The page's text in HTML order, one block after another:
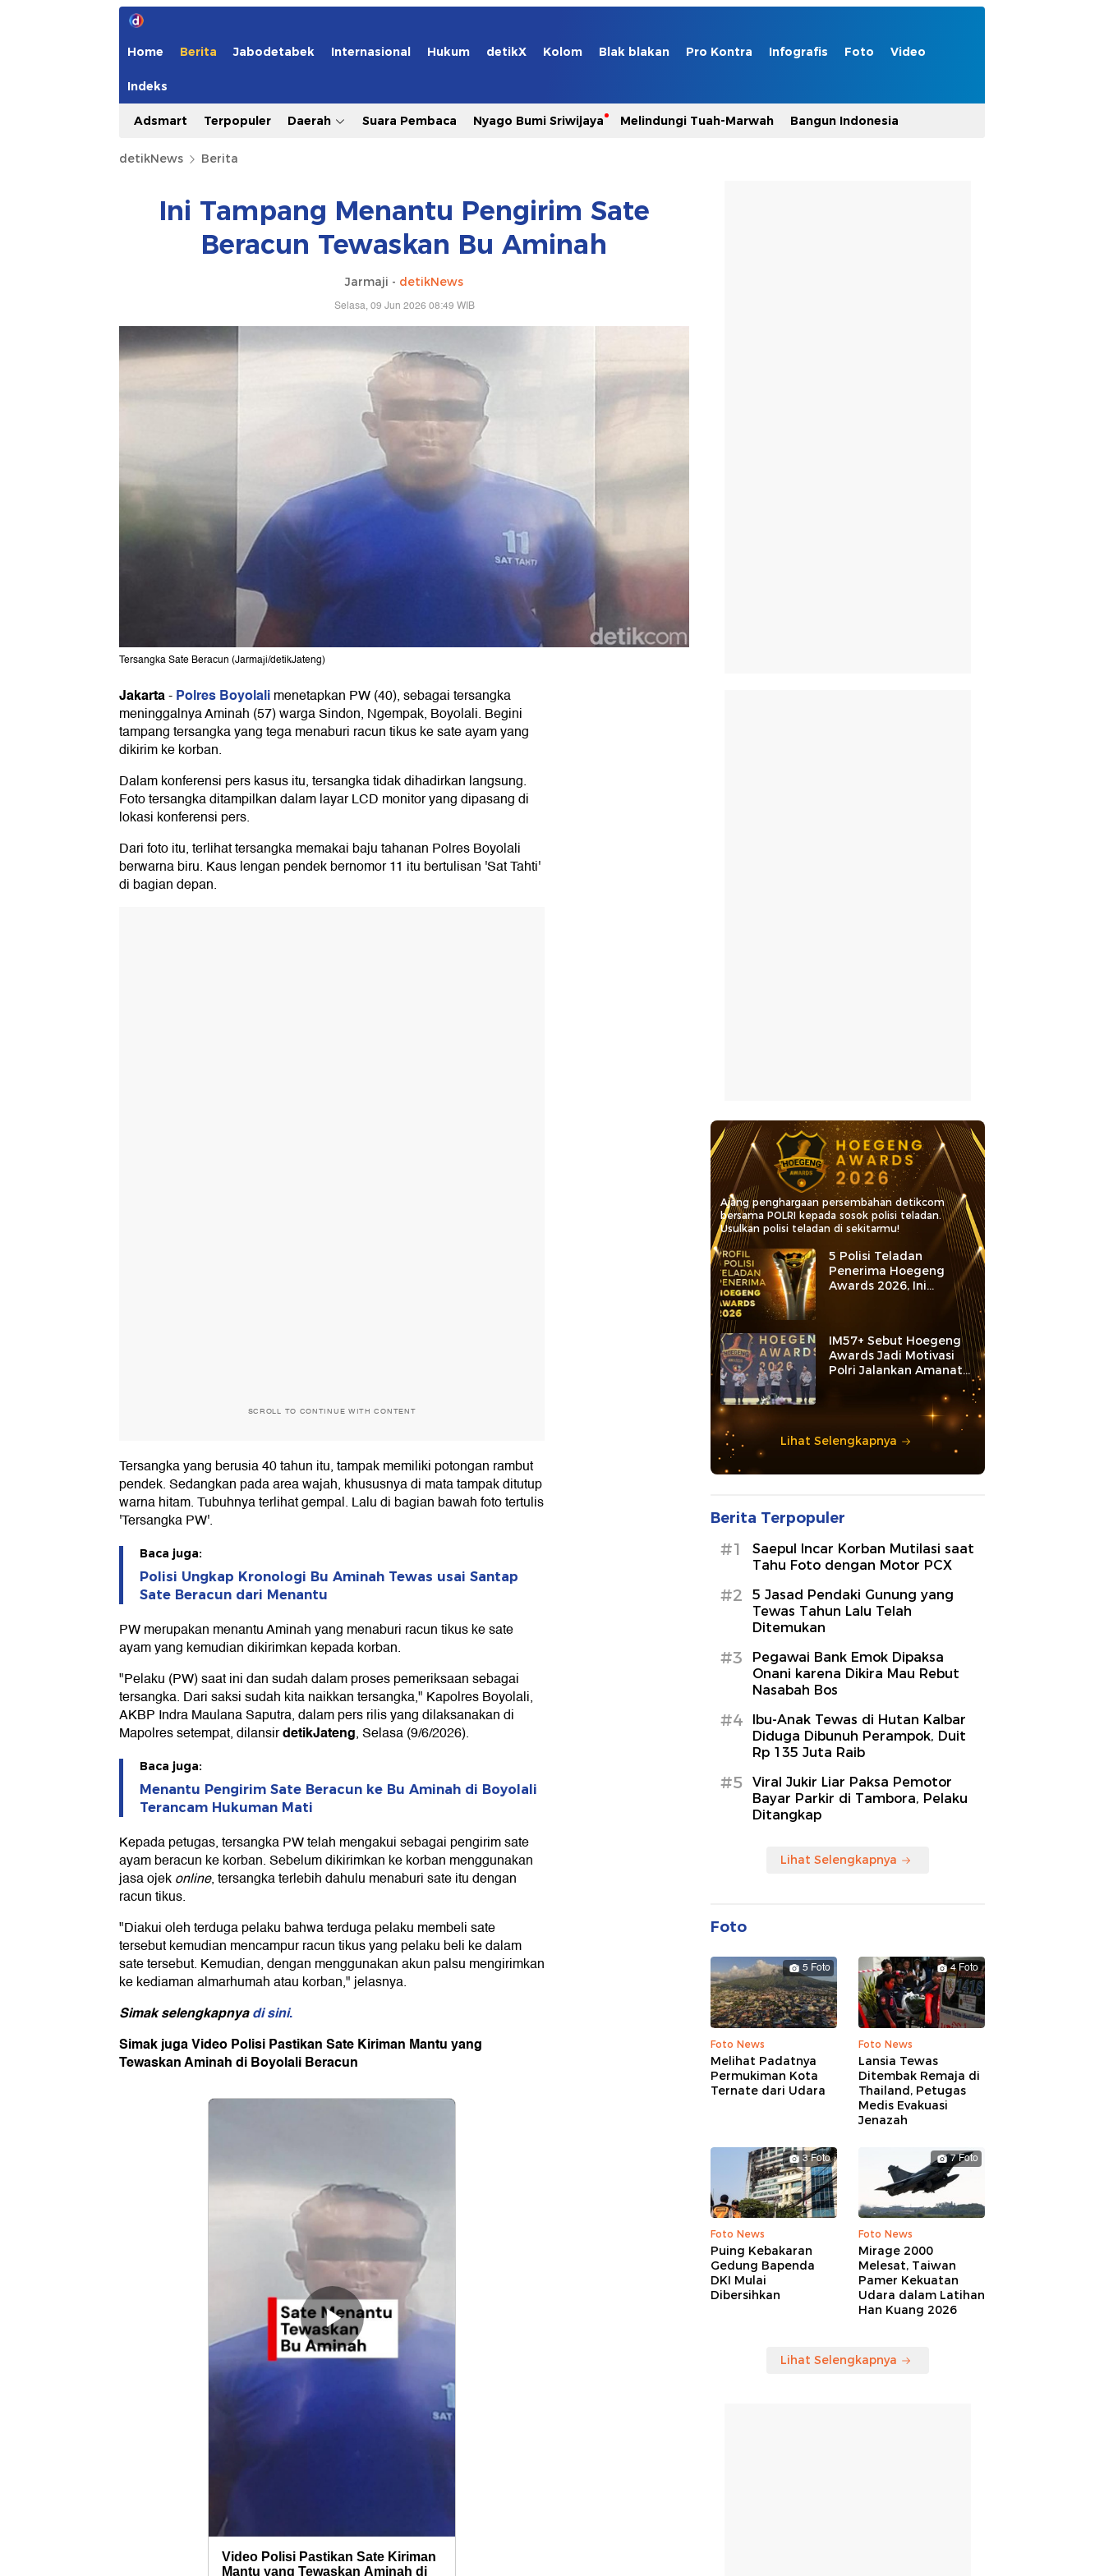
Home Berita Jabodetabek Internasional Hukum detikX Kolom Blak blakan Pro Kontra Infografis Foto Video
Indeks
Adsmart Terpopuler Daerah Suara Pembaca Nyago Bumi Sriwijaya Melindungi Tuah-Marwah Bangun Indonesia
detikNews Berita
Ini Tampang Menantu Pengirim Sate
Beracun Tewaskan Bu Aminah
Jarmaji - detikNews
Selasa, 09 Jun 2026 08:49 WIB
Tersangka Sate Beracun (Jarmaji/detikJateng)
Jakarta-Polres Boyolalimenetapkan PW (40), sebagai tersangka
meninggalnya Aminah (57) warga Sindon, Ngempak, Boyolali. Begini
tampang tersangka yang tega menaburi racun tikus ke sate ayam yang
dikirim ke korban.
Dalam konferensi pers kasus itu, tersangka tidak dihadirkan langsung.
Foto tersangka ditampilkan dalam layar LCD monitor yang dipasang di
lokasi konferensi pers.
Dari foto itu, terlihat tersangka memakai baju tahanan Polres Boyolali
berwarna biru. Kaus lengan pendek bernomor 11 itu bertulisan 'Sat Tahti'
di bagian depan.
SCROLL TO CONTINUE WITH CONTENT
Tersangka yang berusia 40 tahun itu, tampak memiliki potongan rambut
pendek. Sedangkan pada area wajah, khususnya di mata tampak ditutup
warna hitam. Tubuhnya terlihat gempal. Lalu di bagian bawah foto tertulis
'Tersangka PW'.
Baca juga:
Polisi Ungkap Kronologi Bu Aminah Tewas usai Santap
Sate Beracun dari Menantu
PW merupakan menantu Aminah yang menaburi racun tikus ke sate
ayam yang kemudian dikirimkan kepada korban.
"Pelaku (PW) saat ini dan sudah dalam proses pemeriksaan sebagai
tersangka. Dari saksi sudah kita naikkan tersangka," Kapolres Boyolali,
AKBP Indra Maulana Saputra, dalam pers rilis yang dilaksanakan di
Mapolres setempat, dilansirdetikJateng, Selasa (9/6/2026).
Baca juga:
Menantu Pengirim Sate Beracun ke Bu Aminah di Boyolali
Terancam Hukuman Mati
Kepada petugas, tersangka PW telah mengakui sebagai pengirim sate
ayam beracun ke korban. Sebelum dikirimkan ke korban menggunakan
jasa ojekonline, tersangka terlebih dahulu menaburi sate itu dengan
racun tikus.
"Diakui oleh terduga pelaku bahwa terduga pelaku membeli sate
tersebut kemudian mencampur racun tikus yang pelaku beli ke dalam
sate tersebut. Kemudian, dengan menggunakan akun palsu mengirimkan
ke kediaman almarhumah atau korban," jelasnya.
Simak selengkapnyadi sini.
Simak juga Video Polisi Pastikan Sate Kiriman Mantu yang
Tewaskan Aminah di Boyolali Beracun
Ajang penghargaan persembahan detikcom
bersama POLRI kepada sosok polisi teladan.
Usulkan polisi teladan di sekitarmu!
5 Polisi Teladan
Penerima Hoegeng
Awards 2026, Ini
Kategori dan Kiprahnya
IM57+ Sebut Hoegeng
Awards Jadi Motivasi
Polri Jalankan Amanat
Lihat Selengkapnya
Berita Terpopuler
#1
Saepul Incar Korban Mutilasi saat
Tahu Foto dengan Motor PCX
#2
5 Jasad Pendaki Gunung yang
Tewas Tahun Lalu Telah
Ditemukan
#3
Pegawai Bank Emok Dipaksa
Onani karena Dikira Mau Rebut
Nasabah Bos
#4
Ibu-Anak Tewas di Hutan Kalbar
Diduga Dibunuh Perampok, Duit
Rp 135 Juta Raib
#5
Viral Jukir Liar Paksa Pemotor
Bayar Parkir di Tambora, Pelaku
Ditangkap
Lihat Selengkapnya
Foto
5 Foto
Foto News
Melihat Padatnya
Permukiman Kota
Ternate dari Udara
4 Foto
Foto News
Lansia Tewas
Ditembak Remaja di
Thailand, Petugas
Medis Evakuasi
Jenazah
3 Foto
Foto News
Puing Kebakaran
Gedung Bapenda
DKI Mulai
Dibersihkan
7 Foto
Foto News
Mirage 2000
Melesat, Taiwan
Pamer Kekuatan
Udara dalam Latihan
Han Kuang 2026
Lihat Selengkapnya